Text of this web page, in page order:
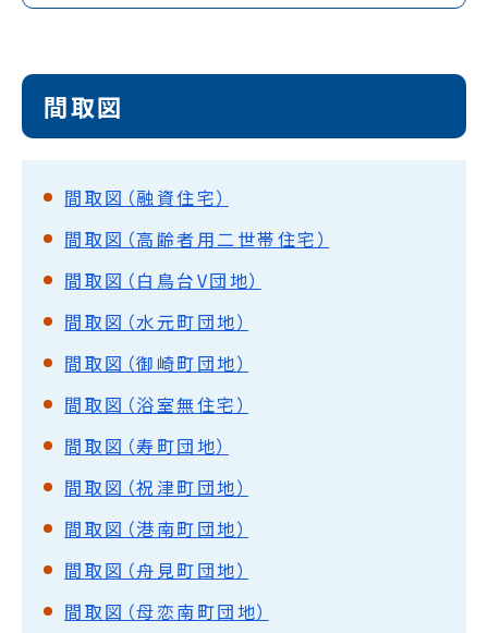
間取図
間取図（融資住宅）
間取図（高齢者用二世帯住宅）
間取図（白鳥台V団地）
間取図（水元町団地）
間取図（御崎町団地）
間取図（浴室無住宅）
間取図（寿町団地）
間取図（祝津町団地）
間取図（港南町団地）
間取図（舟見町団地）
間取図（母恋南町団地）